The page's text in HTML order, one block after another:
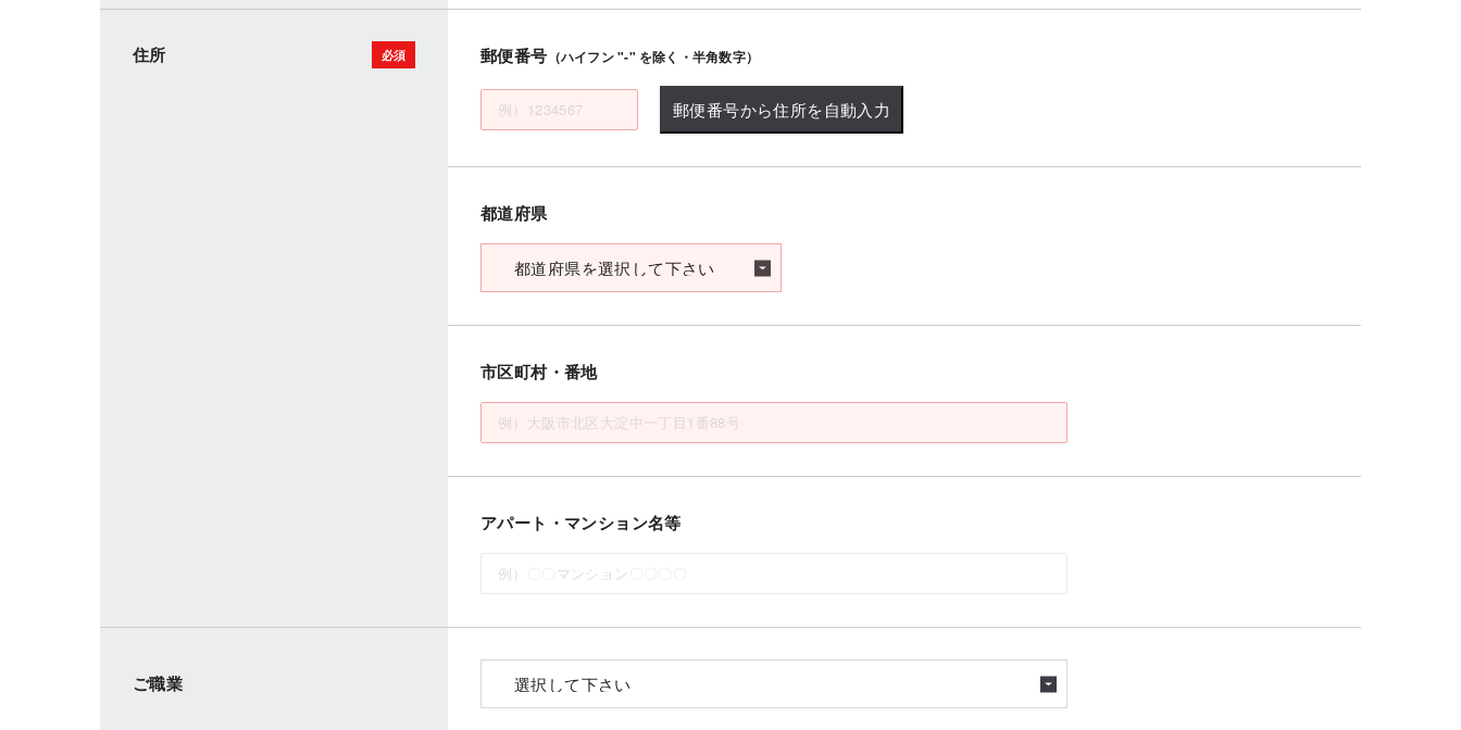
住所 郵便番号 （ハイフン "-" を除く・半角数字）
郵便番号から住所を自動入力
都道府県
市区町村・番地
アパート・マンション名等
ご職業